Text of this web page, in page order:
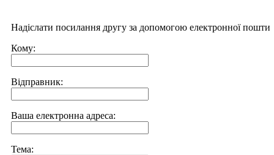
Надіслати посилання другу за допомогою електронної пошти
Кому:
Відправник:
Ваша електронна адреса:
Тема: